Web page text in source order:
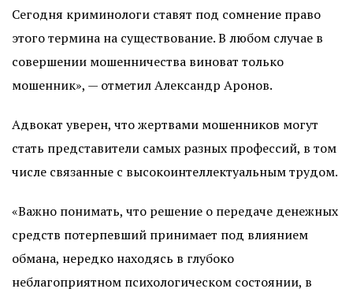
Сегодня криминологи ставят под сомнение право
этого термина на существование. В любом случае в
совершении мошенничества виноват только
мошенник», — отметил Александр Аронов.
Адвокат уверен, что жертвами мошенников могут
стать представители самых разных профессий, в том
числе связанные с высокоинтеллектуальным трудом.
«Важно понимать, что решение о передаче денежных
средств потерпевший принимает под влиянием
обмана, нередко находясь в глубоко
неблагоприятном психологическом состоянии, в